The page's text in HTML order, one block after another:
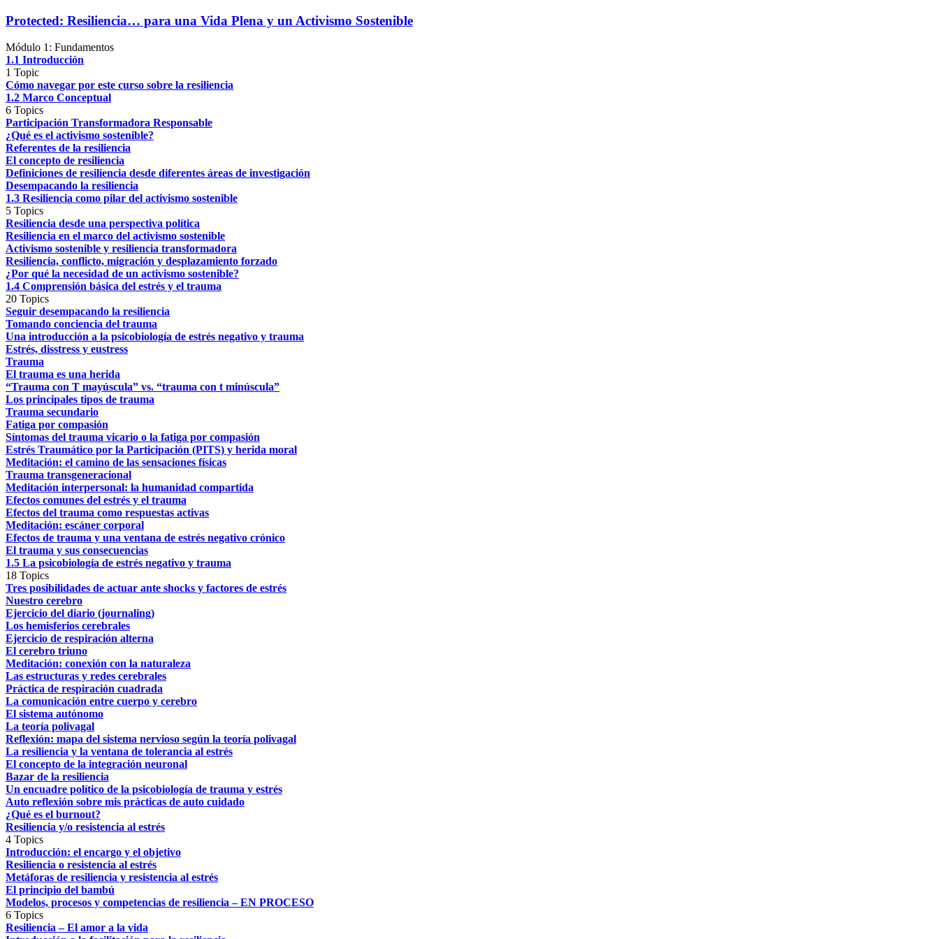
Protected: Resiliencia… para una Vida Plena y un Activismo Sostenible
Módulo 1: Fundamentos
1.1 Introducción
1 Topic
Cómo navegar por este curso sobre la resiliencia
1.2 Marco Conceptual
6 Topics
Participación Transformadora Responsable
¿Qué es el activismo sostenible?
Referentes de la resiliencia
El concepto de resiliencia
Definiciones de resiliencia desde diferentes áreas de investigación
Desempacando la resiliencia
1.3 Resiliencia como pilar del activismo sostenible
5 Topics
Resiliencia desde una perspectiva política
Resiliencia en el marco del activismo sostenible
Activismo sostenible y resiliencia transformadora
Resiliencia, conflicto, migración y desplazamiento forzado
¿Por qué la necesidad de un activismo sostenible?
1.4 Comprensión básica del estrés y el trauma
20 Topics
Seguir desempacando la resiliencia
Tomando conciencia del trauma
Una introducción a la psicobiología de estrés negativo y trauma
Estrés, disstress y eustress
Trauma
El trauma es una herida
“Trauma con T mayúscula” vs. “trauma con t minúscula”
Los principales tipos de trauma
Trauma secundario
Fatiga por compasión
Síntomas del trauma vicario o la fatiga por compasión
Estrés Traumático por la Participación (PITS) y herida moral
Meditación: el camino de las sensaciones físicas
Trauma transgeneracional
Meditación interpersonal: la humanidad compartida
Efectos comunes del estrés y el trauma
Efectos del trauma como respuestas activas
Meditación: escáner corporal
Efectos de trauma y una ventana de estrés negativo crónico
El trauma y sus consecuencias
1.5 La psicobiología de estrés negativo y trauma
18 Topics
Tres posibilidades de actuar ante shocks y factores de estrés
Nuestro cerebro
Ejercicio del diario (journaling)
Los hemisferios cerebrales
Ejercicio de respiración alterna
El cerebro triuno
Meditación: conexión con la naturaleza
Las estructuras y redes cerebrales
Práctica de respiración cuadrada
La comunicación entre cuerpo y cerebro
El sistema autónomo
La teoría polivagal
Reflexión: mapa del sistema nervioso según la teoría polivagal
La resiliencia y la ventana de tolerancia al estrés
El concepto de la integración neuronal
Bazar de la resiliencia
Un encuadre político de la psicobiología de trauma y estrés
Auto reflexión sobre mis prácticas de auto cuidado
¿Qué es el burnout?
Resiliencia y/o resistencia al estrés
4 Topics
Introducción: el encargo y el objetivo
Resiliencia o resistencia al estrés
Metáforas de resiliencia y resistencia al estrés
El principio del bambú
Modelos, procesos y competencias de resiliencia – EN PROCESO
6 Topics
Resiliencia – El amor a la vida